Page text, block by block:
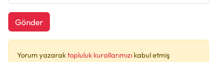
Gönder
Yorum yazaraktopluluk kurallarımızı kabul etmiş